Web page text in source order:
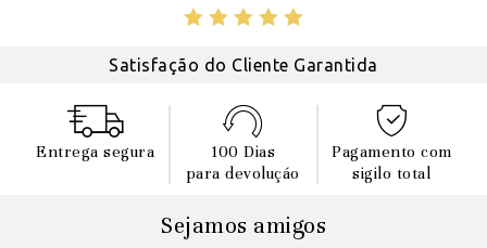
Satisfação do Cliente Garantida
Entrega segura
100 Dias
para devoluçáo
Pagamento com
sigilo total
Sejamos amigos